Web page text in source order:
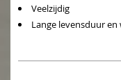
Veelzijdig
Lange levensduur